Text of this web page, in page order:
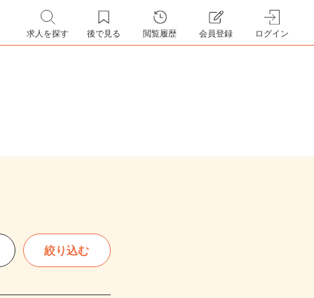
求人を探す 後で見る 閲覧履歴 会員登録 ログイン
絞り込む